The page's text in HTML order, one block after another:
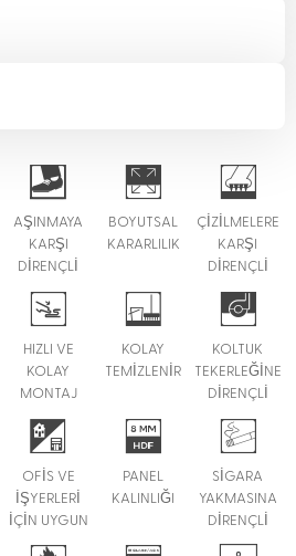
AŞINMAYA
KARŞI
DİRENÇLİ
BOYUTSAL
KARARLILIK
ÇİZİLMELERE
KARŞI
DİRENÇLİ
HIZLI VE
KOLAY
MONTAJ
KOLAY
TEMİZLENİR
KOLTUK
TEKERLEĞİNE
DİRENÇLİ
OFİS VE
İŞYERLERİ
İÇİN UYGUN
PANEL
KALINLIĞI
SİGARA
YAKMASINA
DİRENÇLİ